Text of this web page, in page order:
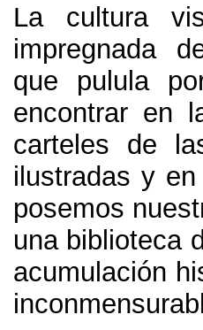
La cultura
impregnada
que pulula
encontrar en
carteles de
ilustradas y
posemos
una biblioteca
acumulación